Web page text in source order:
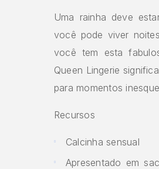
Uma rainha deve
você pode viver
você tem esta
Queen Lingerie
para momentos
Recursos
Calcinha sensual
Apresentado em